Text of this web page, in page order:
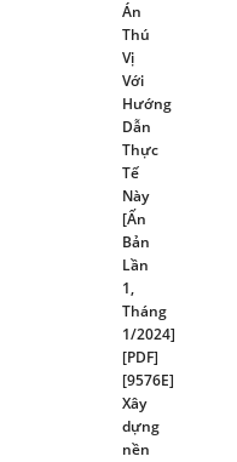
Án
Thú
Vị
Với
Hướng
Dẫn
Thực
Tế
Này
[Ấn
Bản
Lần
1,
Tháng
1/2024]
[PDF]
[9576E]
Xây
dựng
nền